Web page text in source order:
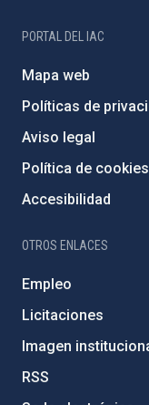
PORTAL DEL IAC
Mapa web
Políticas de
Aviso legal
Política de cookies
Accesibilidad
OTROS ENLACES
Empleo
Licitaciones
Imagen
RSS